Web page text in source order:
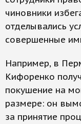
чиновники
отделывались
совершенные
Например, в
Кифоренко
покушение на
размере: он
за принятие